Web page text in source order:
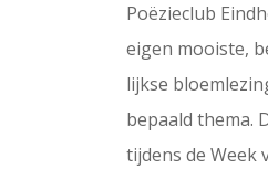
Poëzieclub
eigen mooiste,
lijkse
bepaald thema.
tijdens de Week